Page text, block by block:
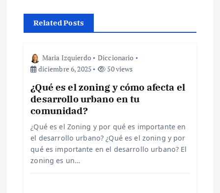
c
Related Posts
Maria Izquierdo
Diccionario
diciembre 6, 2025
50 views
¿Qué es el zoning y cómo afecta el
desarrollo urbano en tu
comunidad?
¿Qué es el Zoning y por qué es importante en
el desarrollo urbano? ¿Qué es el zoning y por
qué es importante en el desarrollo urbano? El
zoning es un…